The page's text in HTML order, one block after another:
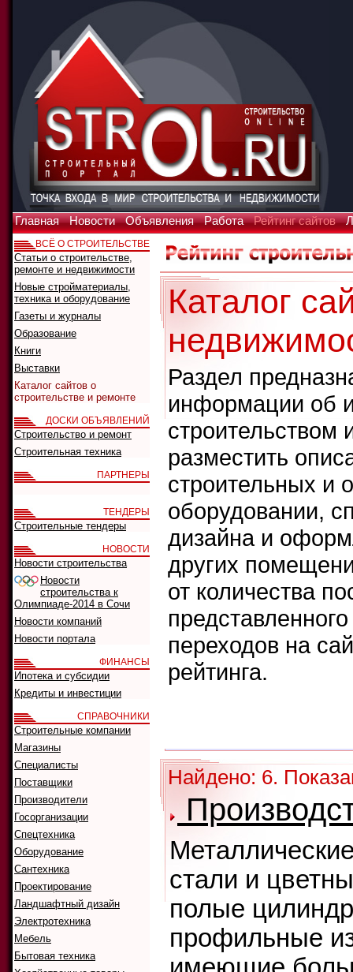
Главная Новости Объявления Работа Рейтинг сайтов
Каталог
Раздел
информации об
разместить
строительных и
оборудовании,
дизайна и
других
от количества
переходов на
рейтинга.
Найдено: 6.
стали и
полые
профильные
ВСЁ О СТРОИТЕЛЬСТВЕ
Статьи о строительстве,
ремонте и недвижимости
Новые стройматериалы,
техника и оборудование
Газеты и журналы
Образование
Книги
Выставки
Каталог сайтов о
строительстве и ремонте
ДОСКИ ОБЪЯВЛЕНИЙ
Строительство и ремонт
Строительная техника
ПАРТНЕРЫ
ТЕНДЕРЫ
Строительные тендеры
НОВОСТИ
Новости строительства
Новости
строительства к
Олимпиаде-2014 в Сочи
Новости компаний
Новости портала
ФИНАНСЫ
Ипотека и субсидии
Кредиты и инвестиции
СПРАВОЧНИКИ
Строительные компании
Магазины
Специалисты
Поставщики
Производители
Госорганизации
Спецтехника
Оборудование
Сантехника
Проектирование
Ландшафтный дизайн
Электротехника
Мебель
Бытовая техника